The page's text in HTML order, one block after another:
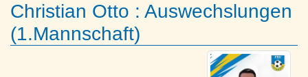
Christian Otto : Auswechslungen
(1.Mannschaft)